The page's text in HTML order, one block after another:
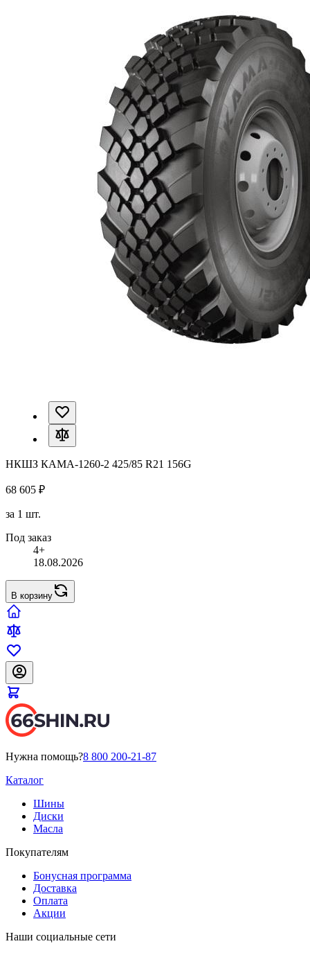
НКШЗ КАМА-1260-2 425/85 R21 156G
68 605 ₽
за 1 шт.
Под заказ
4+
18.08.2026
В корзину
Нужна помощь?8 800 200-21-87
Каталог
Шины
Диски
Масла
Покупателям
Бонусная программа
Доставка
Оплата
Акции
Наши социальные сети